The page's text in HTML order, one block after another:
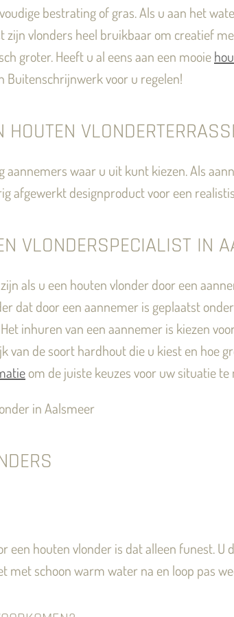
bestrating of gras. Als u aan het
vlonders heel bruikbaar om creatief
groter. Heeft u al eens aan een mooie
Buitenschrijnwerk voor u regelen!
waar u uit kunt kiezen. Als
afgewerkt designproduct voor een
VLONDERSPECIALIST IN
als u een houten vlonder door een
dat door een aannemer is geplaatst
inhuren van een aannemer is kiezen
de soort hardhout die u kiest en hoe
om de juiste keuzes voor uw situatie te
in Aalsmeer
houten vlonder is dat alleen funest.
met schoon warm water na en loop pas